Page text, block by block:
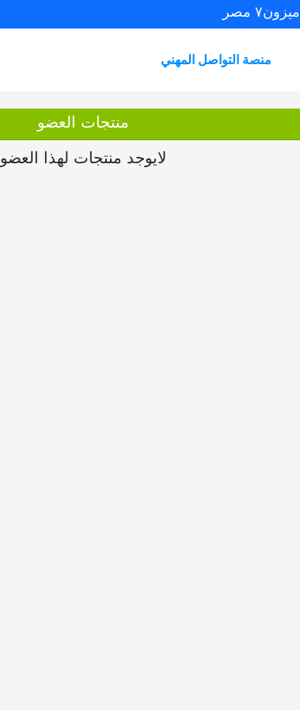
ميزون٧ مصر
منصة التواصل المهني
منتجات العضو
لايوجد منتجات لهذا العضو